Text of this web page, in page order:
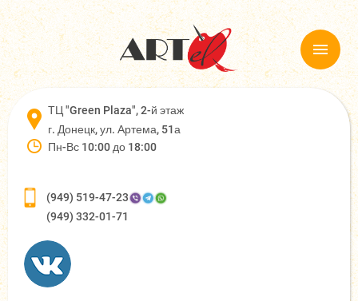
ТЦ "Green Plaza", 2-й этаж
г. Донецк, ул. Артема, 51а
Пн-Вс 10:00 до 18:00
(949) 519-47-23
(949) 332-01-71